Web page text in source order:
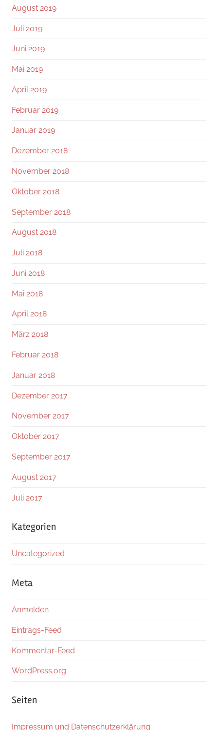
August 2019
Juli 2019
Juni 2019
Mai 2019
April 2019
Februar 2019
Januar 2019
Dezember 2018
November 2018
Oktober 2018
September 2018
August 2018
Juli 2018
Juni 2018
Mai 2018
April 2018
März 2018
Februar 2018
Januar 2018
Dezember 2017
November 2017
Oktober 2017
September 2017
August 2017
Juli 2017
Kategorien
Uncategorized
Meta
Anmelden
Eintrags-Feed
Kommentar-Feed
WordPress.org
Seiten
Impressum und Datenschutzerklärung